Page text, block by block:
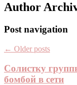
Author
Post navigation
← Older posts
Солистку
бомбой в сети